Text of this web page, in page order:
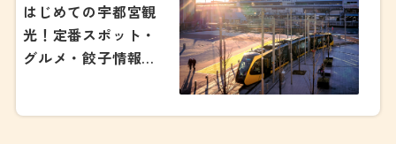
はじめての宇都宮観
光！定番スポット・
グルメ・餃子情報ま